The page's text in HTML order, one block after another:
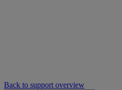
Back to support overview